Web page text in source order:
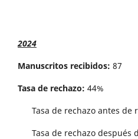
2024
Manuscritos recibidos: 87
Tasa de rechazo: 44%
Tasa de rechazo antes de
Tasa de rechazo después